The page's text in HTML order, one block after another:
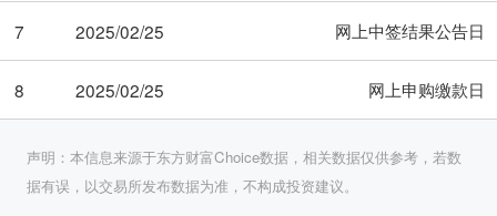
7 2025/02/25 网上中签结果公告日
8 2025/02/25 网上申购缴款日
声明：本信息来源于东方财富Choice数据，相关数据仅供参考，若数
据有误，以交易所发布数据为准，不构成投资建议。